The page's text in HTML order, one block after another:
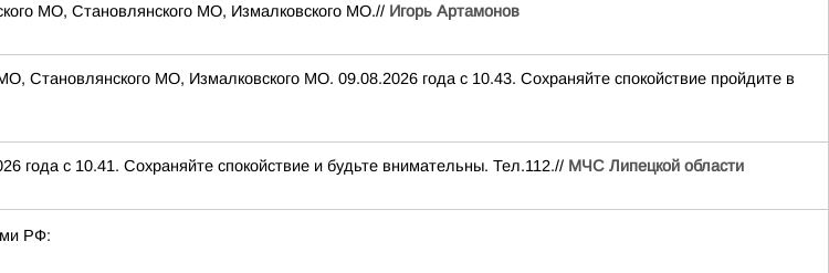
МО, Становлянского МО, Измалковского МО.// Игорь Артамонов
Становлянского МО, Измалковского МО. 09.08.2026 года с 10.43. Сохраняйте спокойствие пройдите в
года с 10.41. Сохраняйте спокойствие и будьте внимательны. Тел.112.// МЧС Липецкой области
РФ: